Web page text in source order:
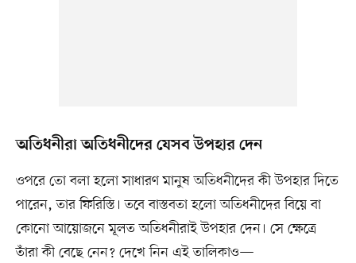
অতিধনীরা অতিধনীদের যেসব উপহার দেন
ওপরে তো বলা হলো সাধারণ মানুষ অতিধনীদের কী উপহার দিতে
পারেন, তার ফিরিস্তি। তবে বাস্তবতা হলো অতিধনীদের বিয়ে বা
কোনো আয়োজনে মূলত অতিধনীরাই উপহার দেন। সে ক্ষেত্রে
তাঁরা কী বেছে নেন? দেখে নিন এই তালিকাও—